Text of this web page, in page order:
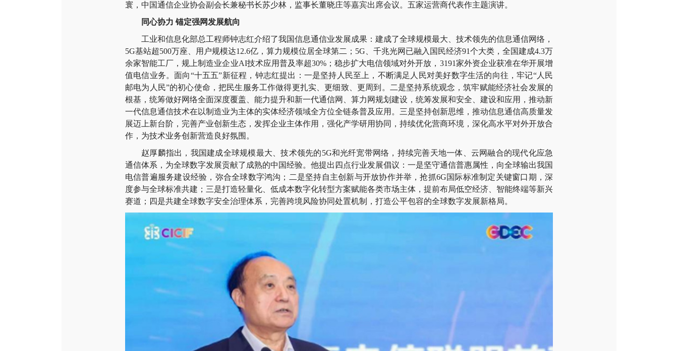
寰，中国通信企业协会副会长兼秘书长苏少林，监事长董晓庄等嘉宾出席会议。五家运营商代表作主题演讲。
同心协力 锚定强网发展航向
工业和信息化部总工程师钟志红介绍了我国信息通信业发展成果：建成了全球规模最大、技术领先的信息通信网络，
5G基站超500万座、用户规模达12.6亿，算力规模位居全球第二；5G、千兆光网已融入国民经济91个大类，全国建成4.3万
余家智能工厂，规上制造业企业AI技术应用普及率超30%；稳步扩大电信领域对外开放，3191家外资企业获准在华开展增
值电信业务。面向“十五五”新征程，钟志红提出：一是坚持人民至上，不断满足人民对美好数字生活的向往，牢记“人民
邮电为人民”的初心使命，把民生服务工作做得更扎实、更细致、更周到。二是坚持系统观念，筑牢赋能经济社会发展的
根基，统筹做好网络全面深度覆盖、能力提升和新一代通信网、算力网规划建设，统筹发展和安全、建设和应用，推动新
一代信息通信技术在以制造业为主体的实体经济领域全方位全链条普及应用。三是坚持创新思维，推动信息通信高质量发
展迈上新台阶，完善产业创新生态，发挥企业主体作用，强化产学研用协同，持续优化营商环境，深化高水平对外开放合
作，为技术业务创新营造良好氛围。
赵厚麟指出，我国建成全球规模最大、技术领先的5G和光纤宽带网络，持续完善天地一体、云网融合的现代化应急
通信体系，为全球数字发展贡献了成熟的中国经验。他提出四点行业发展倡议：一是坚守通信普惠属性，向全球输出我国
电信普遍服务建设经验，弥合全球数字鸿沟；二是坚持自主创新与开放协作并举，抢抓6G国际标准制定关键窗口期，深
度参与全球标准共建；三是打造轻量化、低成本数字化转型方案赋能各类市场主体，提前布局低空经济、智能终端等新兴
赛道；四是共建全球数字安全治理体系，完善跨境风险协同处置机制，打造公平包容的全球数字发展新格局。